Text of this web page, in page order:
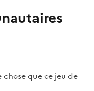
chose quece jeu de